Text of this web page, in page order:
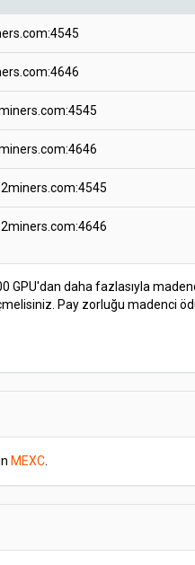
GPU'dan daha fazlasıyla
Pay zorluğu madenci
MEXC